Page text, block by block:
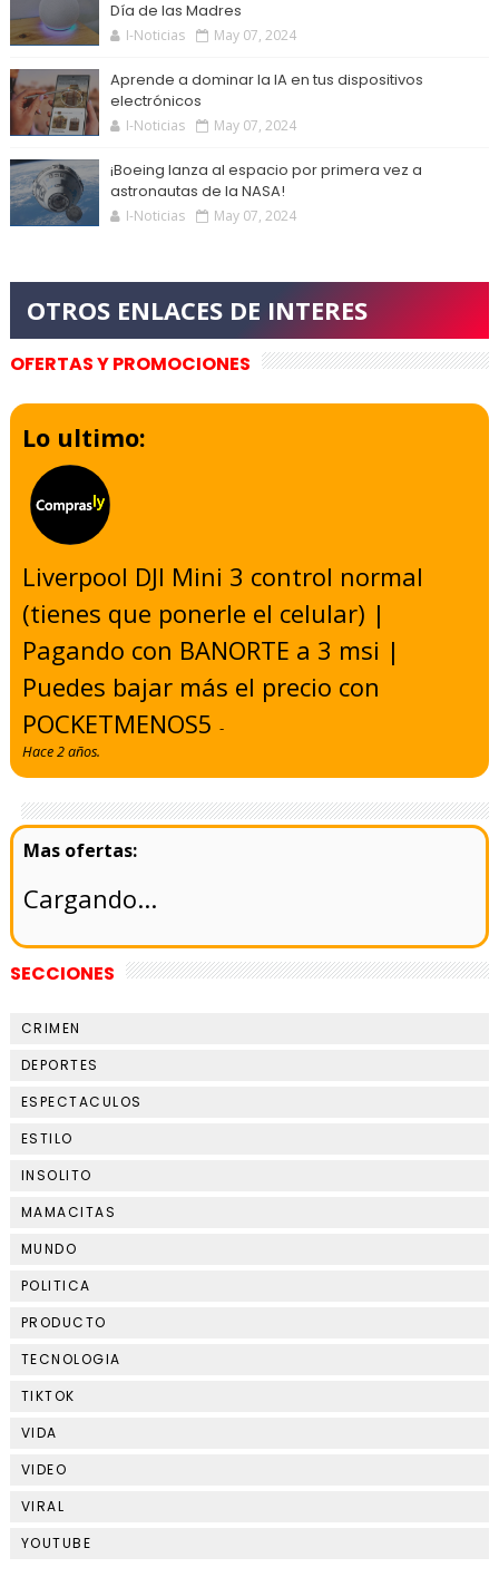
Día de las Madres
I-Noticias May 07, 2024
Aprende a dominar la IA en tus dispositivos
electrónicos
I-Noticias May 07, 2024
¡Boeing lanza al espacio por primera vez a
astronautas de la NASA!
I-Noticias May 07, 2024
OFERTAS Y PROMOCIONES
Lo ultimo:
Liverpool DJI Mini 3 control normal
(tienes que ponerle el celular) |
Pagando con BANORTE a 3 msi |
Puedes bajar más el precio con
POCKETMENOS5-
Hace 2 años.
Cargando...
SECCIONES
CRIMEN
DEPORTES
ESPECTACULOS
ESTILO
INSOLITO
MAMACITAS
MUNDO
POLITICA
PRODUCTO
TECNOLOGIA
TIKTOK
VIDA
VIDEO
VIRAL
YOUTUBE